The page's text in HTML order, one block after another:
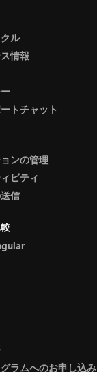
ル
情報
トチャット
ンの管理
ビティ
信